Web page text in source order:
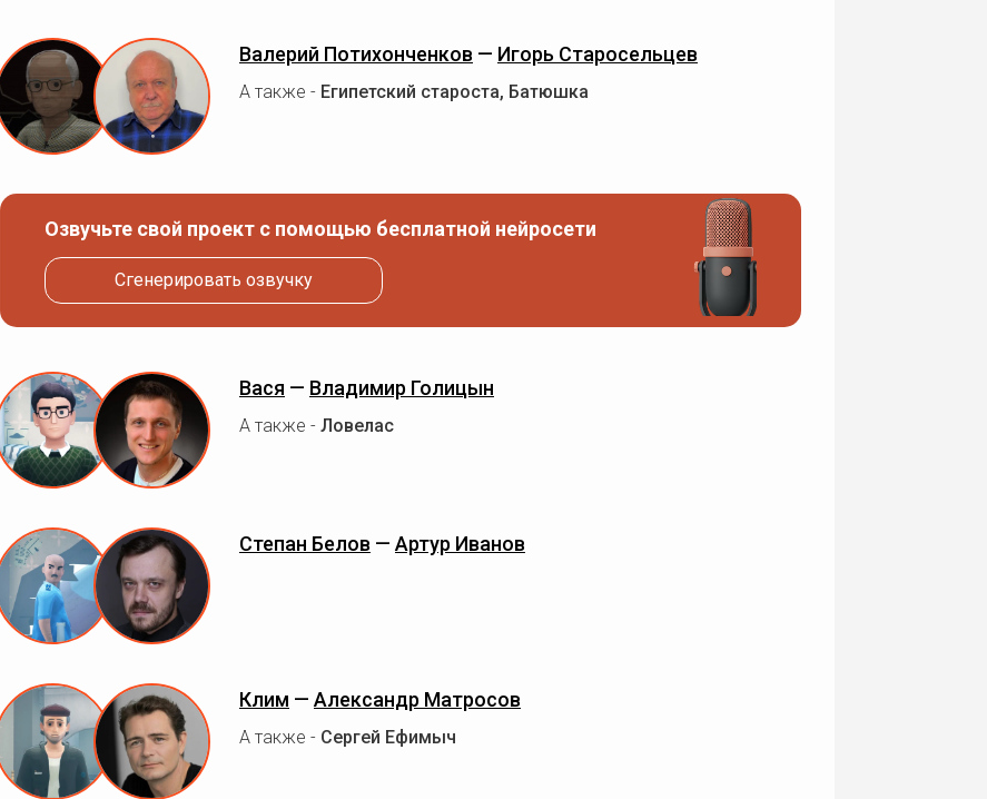
Валерий Потихонченков — Игорь Старосельцев
А также - Египетский староста, Батюшка
Озвучьте свой проект с помощью бесплатной нейросети
Сгенерировать озвучку
Вася — Владимир Голицын
А также - Ловелас
Степан Белов — Артур Иванов
Клим — Александр Матросов
А также - Сергей Ефимыч